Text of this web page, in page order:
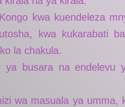
kwa kuendeleza
kwa kukarabati
la chakula.
ya busara na endelevu
wa masuala ya umma,